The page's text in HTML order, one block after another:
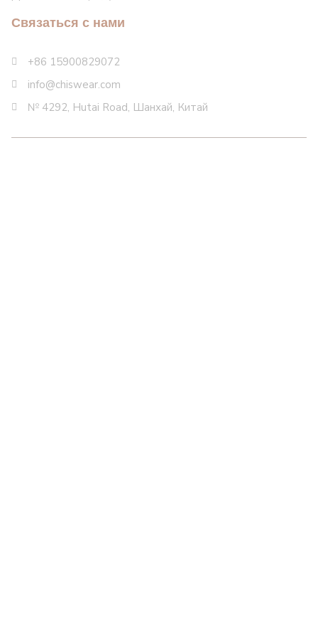
Связаться с нами
+86 15900829072
info@chiswear.com
№ 4292, Hutai Road, Шанхай, Китай